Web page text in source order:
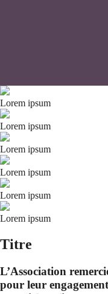
Lorem ipsum
Lorem ipsum
Lorem ipsum
Lorem ipsum
Lorem ipsum
Lorem ipsum
Titre
L’Association
pour leur